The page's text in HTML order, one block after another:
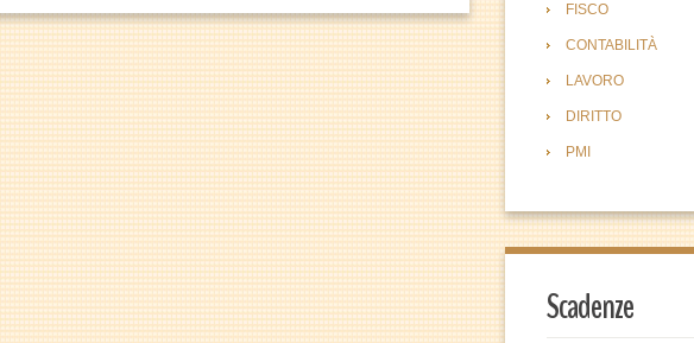
FISCO
CONTABILITÀ
LAVORO
DIRITTO
PMI
Scadenze